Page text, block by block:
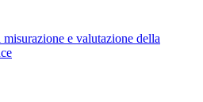
misurazione e valutazione della